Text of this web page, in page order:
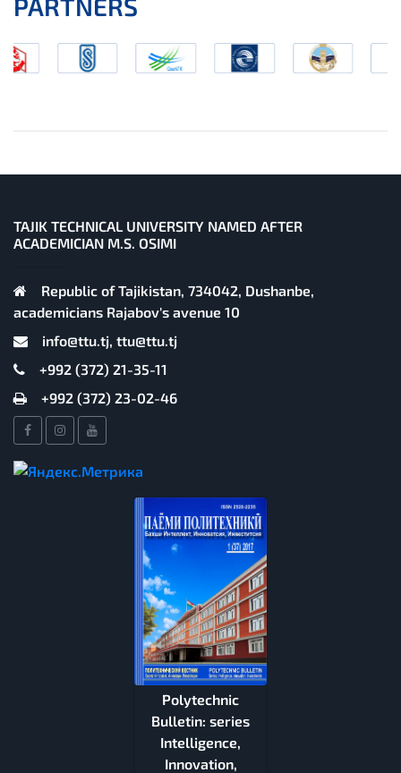
PARTNERS
TAJIK TECHNICAL UNIVERSITY NAMED AFTER
ACADEMICIAN M.S. OSIMI
Republic of Tajikistan, 734042, Dushanbe,
academicians Rajabov's avenue 10
info@ttu.tj, ttu@ttu.tj
+992 (372) 21-35-11
+992 (372) 23-02-46
Polytechnic
Bulletin: series
Intelligence,
Innovation,